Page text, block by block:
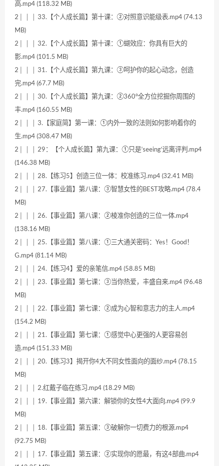
高.mp4 (118.32 MB)
2│ │ │ 33.【个人成长篇】第十课：②对照意识能级表.mp4 (74.13
MB)
2│ │ │ 32.【个人成长篇】第十课：①蝴效应：你具有巨大的
影.mp4 (101.5 MB)
2│ │ │ 31.【个人成长篇】第九课：③呵护你的起心动念，创造
完.mp4 (67.7 MB)
2│ │ │ 30.【个人成长篇】第九课：②360°全方位挖掘你周围的
丰.mp4 (160.55 MB)
2│ │ │ 3.【家庭简】第一课：①内外一致的法则如何影响着你的
生.mp4 (308.47 MB)
2│ │ │ 29：【个人成长篇】第九课：①只是’seeing‘远离评判.mp4
(146.38 MB)
2│ │ │ 28.【练习5】创造三位一体：校准练习.mp4 (32.41 MB)
2│ │ │ 27.【事业篇】第八课：③智慧女性的BEST攻略.mp4 (78.4
MB)
2│ │ │ 26.【事业篇】第八课：②棱准你创造的三位一体.mp4
(138.16 MB)
2│ │ │ 25.【事业篇】第八课：①三大通关密码：Yes！Good！
G.mp4 (81.14 MB)
2│ │ │ 24.【练习4】爱的亲笔信.mp4 (58.85 MB)
2│ │ │ 23.【事业篇】第七课：③当你热爱，丰盛自来.mp4 (96.48
MB)
2│ │ │ 22.【事业篇】第七课：②成为心智和意志力的主人.mp4
(154.2 MB)
2│ │ │ 21.【事业篇】第七课：①感觉中心更强的人更容易创
造.mp4 (151.33 MB)
2│ │ │ 20.【练习3】揭开你4大不同女性面向的面纱.mp4 (78.15
MB)
2│ │ │ 2.红戴子临在练习.mp4 (18.29 MB)
2│ │ │ 19.【事业篇】第六课：解锁你的女性4大面向.mp4 (99.9
MB)
2│ │ │ 18.【事业篇】第五课：③破解你一切费力的根源.mp4
(92.75 MB)
2│ │ │ 17.【事业篇】第五课：②实现你的愿最，有这4部曲.mp4